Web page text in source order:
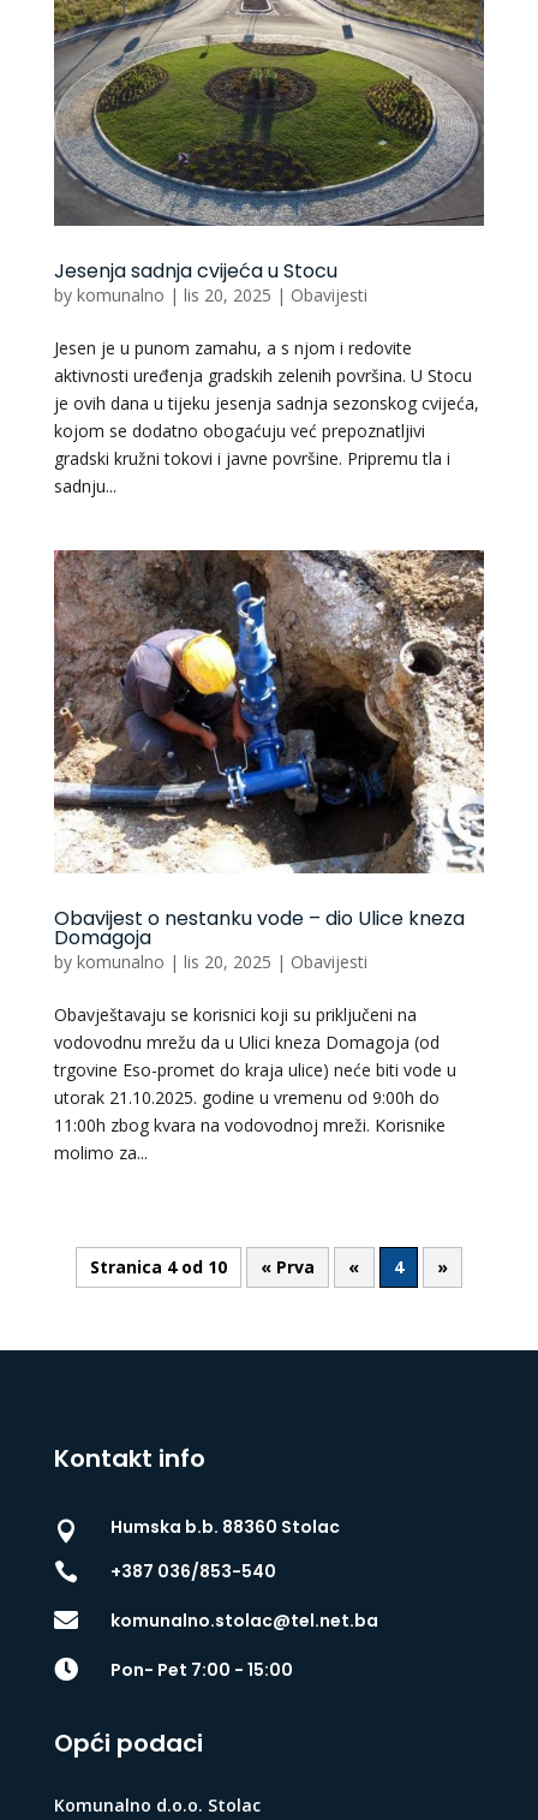
Jesenja sadnja cvijeća u Stocu
by komunalno | lis 20, 2025 | Obavijesti
Jesen je u punom zamahu, a s njom i redovite
aktivnosti uređenja gradskih zelenih površina. U Stocu
je ovih dana u tijeku jesenja sadnja sezonskog cvijeća,
kojom se dodatno obogaćuju već prepoznatljivi
gradski kružni tokovi i javne površine. Pripremu tla i
sadnju...
Obavijest o nestanku vode – dio Ulice kneza
Domagoja
by komunalno | lis 20, 2025 | Obavijesti
Obavještavaju se korisnici koji su priključeni na
vodovodnu mrežu da u Ulici kneza Domagoja (od
trgovine Eso-promet do kraja ulice) neće biti vode u
utorak 21.10.2025. godine u vremenu od 9:00h do
11:00h zbog kvara na vodovodnoj mreži. Korisnike
molimo za...
Stranica 4 od 10 « Prva « 4 »
Kontakt info

Humska b.b. 88360 Stolac

+387 036/853-540
 komunalno.stolac@tel.net.ba
 Pon- Pet 7:00 - 15:00
Opći podaci
Komunalno d.o.o. Stolac